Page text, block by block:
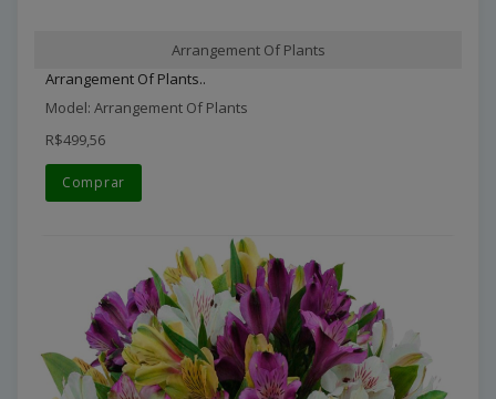
Arrangement Of Plants
Arrangement Of Plants..
Model: Arrangement Of Plants
R$499,56
Comprar